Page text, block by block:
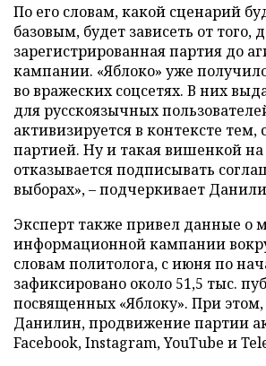
По его словам, какой сценарий
базовым, будет зависеть от того,
зарегистрированная партия до
кампании. «Яблоко» уже
во вражеских соцсетях. В них
для русскоязычных
активизируется в контексте тем,
партией. Ну и такая вишенкой на
отказывается подписывать
выборах», – подчеркивает
Эксперт также привел данные о
информационной кампании
словам политолога, с июня по
зафиксировано около 51,5 тыс.
посвященных «Яблоку». При
Данилин, продвижение партии
Facebook, Instagram, YouTube и